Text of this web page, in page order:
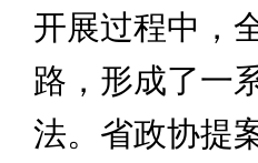
开展过程中，
路，形成了一
法。省政协提